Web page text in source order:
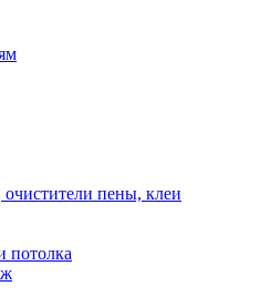
пены, клеи
потолка